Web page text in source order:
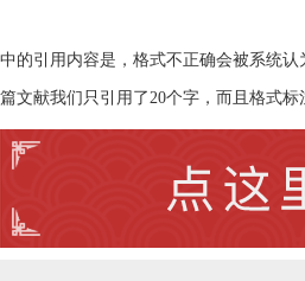
的引用内容是，格式不正确会被系统
文献我们只引用了20个字，而且格式标